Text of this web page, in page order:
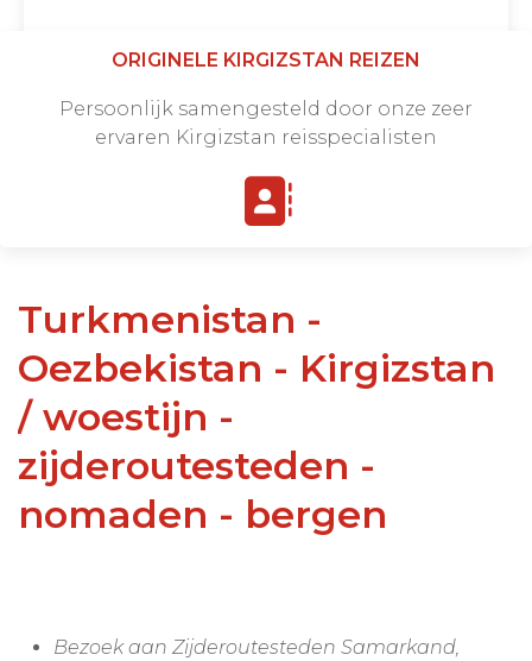
Offerte aanvragen
ORIGINELE KIRGIZSTAN REIZEN
Persoonlijk samengesteld door onze zeer
ervaren Kirgizstan reisspecialisten
Turkmenistan -
Oezbekistan - Kirgizstan
/ woestijn -
zijderoutesteden -
nomaden - bergen
Bezoek aan Zijderoutesteden Samarkand,